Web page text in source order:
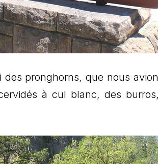
pronghorns, que nous
à cul blanc, des